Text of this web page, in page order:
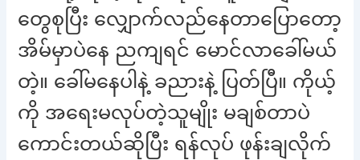
တွေစုပြီး လျှောက်လည်နေတာပြောတော့
အိမ်မှာပဲနေ ညကျရင် မောင်လာခေါ်မယ်
တဲ့။ ခေါ်မနေပါနဲ့ ခညားနဲ့ ပြတ်ပြီ။ ကိုယ့်
ကို အရေးမလုပ်တဲ့သူမျိုး မချစ်တာပဲ
ကောင်းတယ်ဆိုပြီး ရန်လုပ် ဖုန်းချလိုက်